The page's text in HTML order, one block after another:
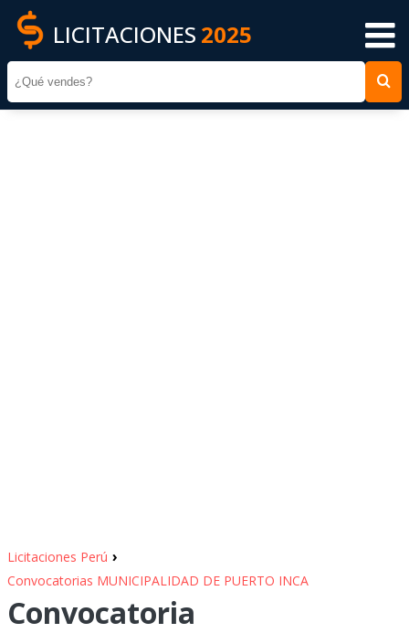
LICITACIONES 2025
Licitaciones Perú ›
Convocatorias MUNICIPALIDAD DE PUERTO INCA
Convocatoria